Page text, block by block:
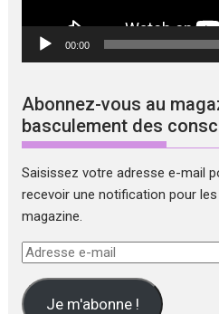
00:00
Abonnez-vous au
basculement des
Saisissez votre adresse e-mail
recevoir une notification pour
magazine.
Adresse
mail Je m'abonne !